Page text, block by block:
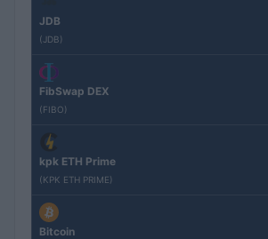
JDB
(JDB)
FibSwap DEX
(FIBO)
kpk ETH Prime
(KPK ETH PRIME)
Bitcoin